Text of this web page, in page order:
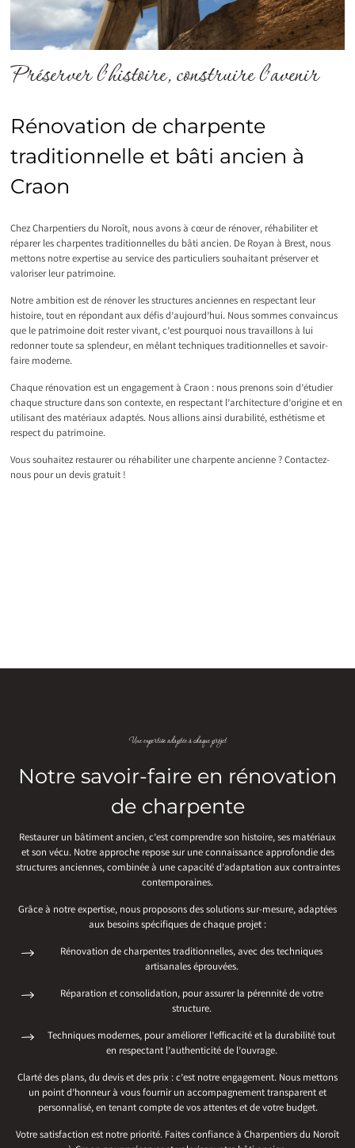
Préserver l’histoire, construire l’avenir
Rénovation de charpente
traditionnelle et bâti ancien à
Craon
Chez Charpentiers du Noroît, nous avons à cœur de rénover, réhabiliter et
réparer les charpentes traditionnelles du bâti ancien. De Royan à Brest, nous
mettons notre expertise au service des particuliers souhaitant préserver et
valoriser leur patrimoine.
Notre ambition est de rénover les structures anciennes en respectant leur
histoire, tout en répondant aux défis d’aujourd’hui. Nous sommes convaincus
que le patrimoine doit rester vivant, c’est pourquoi nous travaillons à lui
redonner toute sa splendeur, en mêlant techniques traditionnelles et savoir-
faire moderne.
Chaque rénovation est un engagement à Craon : nous prenons soin d’étudier
chaque structure dans son contexte, en respectant l’architecture d’origine et en
utilisant des matériaux adaptés. Nous allions ainsi durabilité, esthétisme et
respect du patrimoine.
Vous souhaitez restaurer ou réhabiliter une charpente ancienne ? Contactez-
nous pour un devis gratuit !
Une expertise adaptée à chaque projet
Notre savoir-faire en rénovation
de charpente
Restaurer un bâtiment ancien, c’est comprendre son histoire, ses matériaux
et son vécu. Notre approche repose sur une connaissance approfondie des
structures anciennes, combinée à une capacité d’adaptation aux contraintes
contemporaines.
Grâce à notre expertise, nous proposons des solutions sur-mesure, adaptées
aux besoins spécifiques de chaque projet :
Rénovation de charpentes traditionnelles, avec des techniques
artisanales éprouvées.
Réparation et consolidation, pour assurer la pérennité de votre
structure.
Techniques modernes, pour améliorer l’efficacité et la durabilité tout
en respectant l’authenticité de l’ouvrage.
Clarté des plans, du devis et des prix : c’est notre engagement. Nous mettons
un point d’honneur à vous fournir un accompagnement transparent et
personnalisé, en tenant compte de vos attentes et de votre budget.
Votre satisfaction est notre priorité. Faites confiance à Charpentiers du Noroît